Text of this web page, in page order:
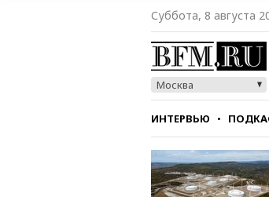
Суббота, 8 августа
Москва
ИНТЕРВЬЮ
СТИЛЬ ТЕСТЫ